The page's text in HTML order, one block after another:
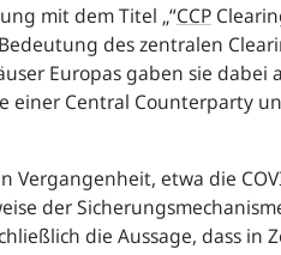
mit dem Titel „“CCP
des zentralen
Europas gaben sie dabei
einer Central Counterparty
etwa die
der
die Aussage, dass in